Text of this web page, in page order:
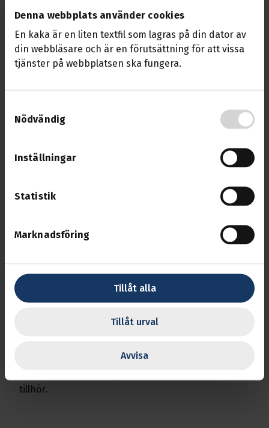
Denna webbplats använder cookies
En kaka är en liten textfil som lagras på din dator av
din webbläsare och är en förutsättning för att vissa
tjänster på webbplatsen ska fungera.
Nödvändig
Inställningar
Statistik
Marknadsföring
Tillåt alla
Tillåt urval
Avvisa
arbetat flera år i yrket får högre höjning är därför
bra och viktigt, säger Tommy Wreeth.
Förutom löneökningar innehåller avtalet
bland annat:
Betald läkar- och synundersökning vid
förnyelse av tunga behörigheter.
erfarenhet och kompetens.
FRÅGOR OCH SVAR OM NYA AVTALET
1 april 2025 höjs lönerna mellan1070och1136
kronor per månad. 1 april 2026 höjs lönerna
med985kronor per månad.
avtalet har lönetariffer utan lokal fördelning. Hur
tillhör.